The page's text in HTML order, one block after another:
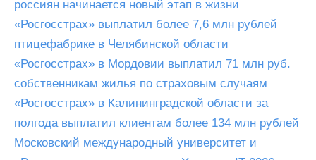
россиян начинается новый этап в жизни
«Росгосстрах» выплатил более 7,6 млн рублей
птицефабрике в Челябинской области
«Росгосстрах» в Мордовии выплатил 71 млн руб.
собственникам жилья по страховым случаям
«Росгосстрах» в Калининградской области за
полгода выплатил клиентам более 134 млн рублей
Московский международный университет и